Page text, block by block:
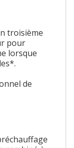
troisième
pour
lorsque
de